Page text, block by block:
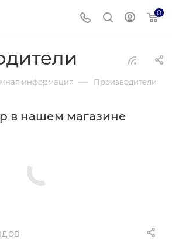
0
информация — Производители
в нашем магазине